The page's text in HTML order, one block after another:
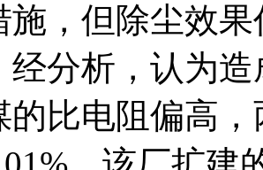
施，但除尘效
经分析，认为
的比电阻偏高